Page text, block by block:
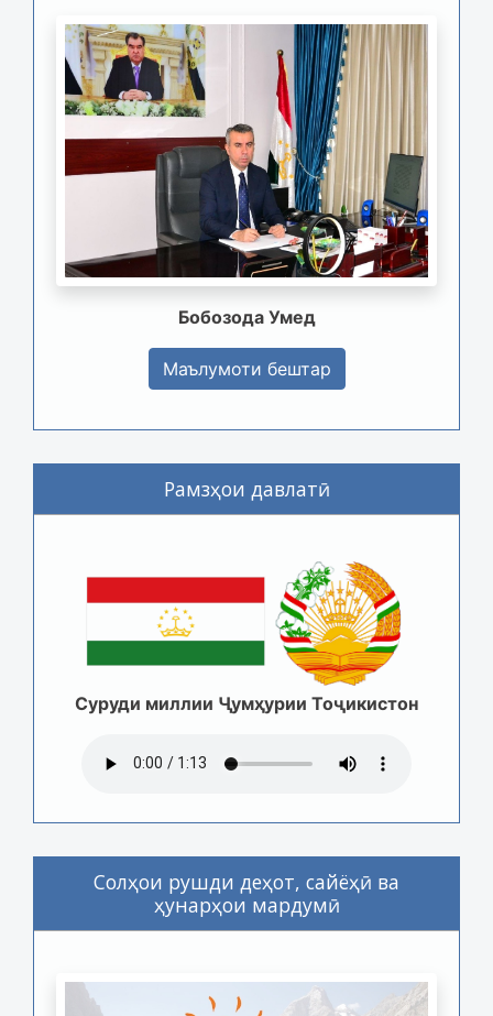
Бобозода Умед
Маълумоти бештар
Рамзҳои давлатӣ
Суруди миллии Ҷумҳурии Тоҷикистон
Солҳои рушди деҳот, сайёҳӣ ва
ҳунарҳои мардумӣ